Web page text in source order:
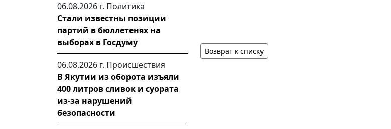
06.08.2026 г. Политика
Стали известны позиции
партий в бюллетенях на
выборах в Госдуму
06.08.2026 г. Происшествия
В Якутии из оборота изъяли
400 литров сливок и суората
из-за нарушений
безопасности
Возврат к списку